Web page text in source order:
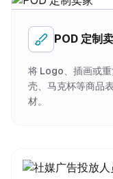
POD 定制
将 Logo、插画或
壳、马克杯等商品
材。